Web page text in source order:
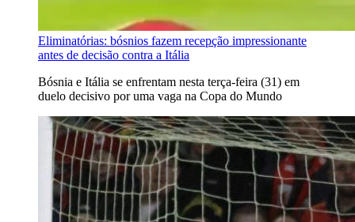
Eliminatórias: bósnios fazem recepção impressionante
antes de decisão contra a Itália
Bósnia e Itália se enfrentam nesta terça-feira (31) em
duelo decisivo por uma vaga na Copa do Mundo